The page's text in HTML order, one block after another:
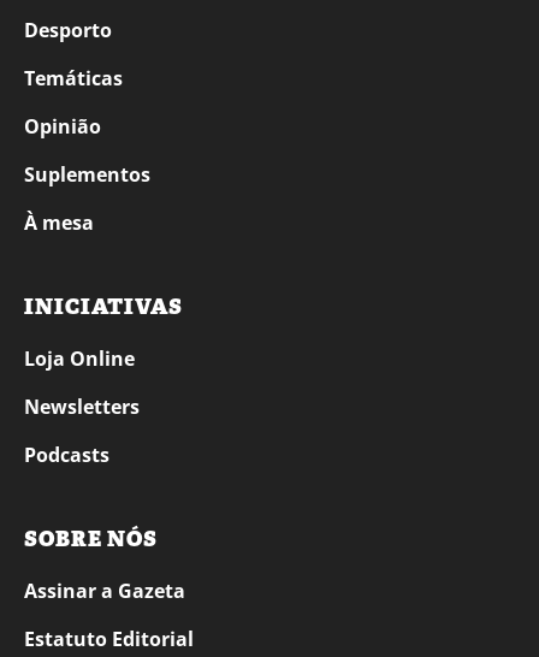
Desporto
Temáticas
Opinião
Suplementos
À mesa
INICIATIVAS
Loja Online
Newsletters
Podcasts
SOBRE NÓS
Assinar a Gazeta
Estatuto Editorial